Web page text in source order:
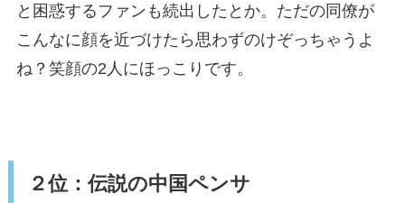
と困惑するファンも続出したとか。ただの同僚が
こんなに顔を近づけたら思わずのけぞっちゃうよ
ね？笑顔の2人にほっこりです。
２位：伝説の中国ペンサ